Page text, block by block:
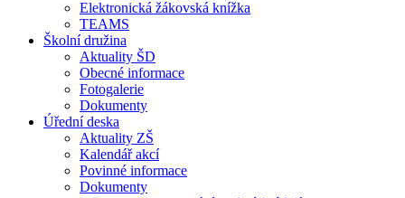
Elektronická žákovská knížka
TEAMS
Školní družina
Aktuality ŠD
Obecné informace
Fotogalerie
Dokumenty
Úřední deska
Aktuality ZŠ
Kalendář akcí
Povinné informace
Dokumenty